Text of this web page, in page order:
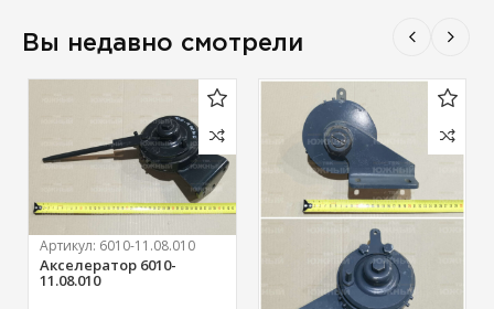
Вы недавно смотрели
Артикул: 6010-11.08.010
Акселератор 6010-
11.08.010